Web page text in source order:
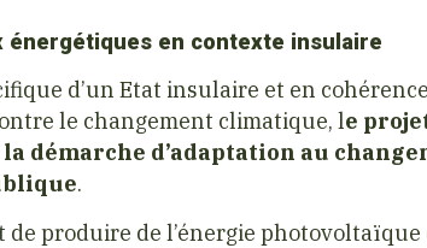
énergétiques en contexte insulaire
d’un Etat insulaire et en
le changement climatique, le
démarche d’adaptation au
.
de produire de l’énergie